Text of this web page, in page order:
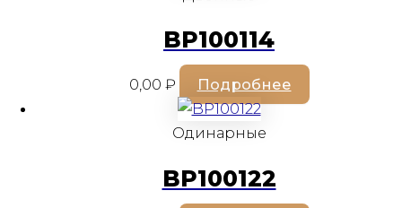
BP100114
0,00 ₽ Подробнее
Одинарные
BP100122